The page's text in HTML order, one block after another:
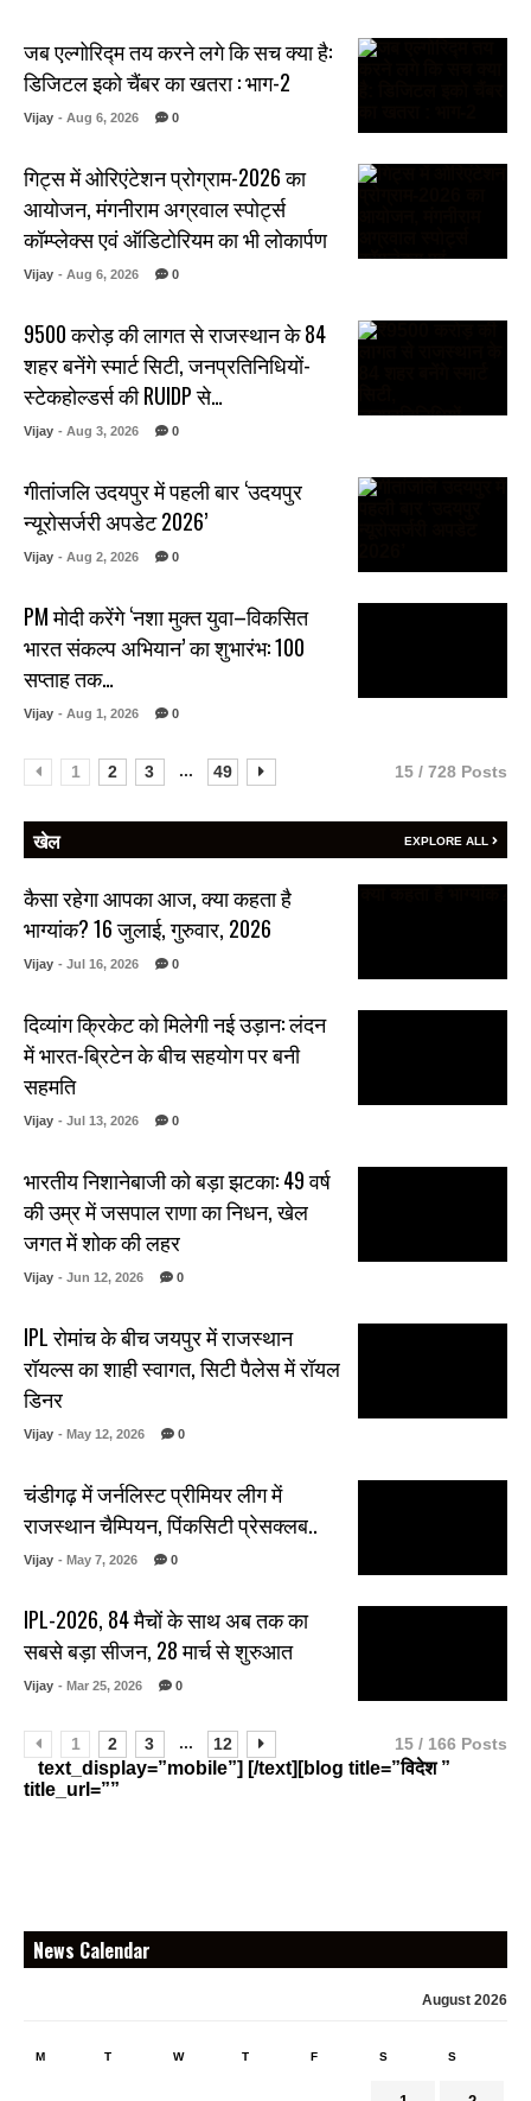
जब एल्गोरिद्म तय करने लगे कि सच क्या है:
डिजिटल इको चैंबर का खतरा : भाग-2
Vijay - Aug 6, 2026 0
गिट्स में ओरिएंटेशन प्रोग्राम-2026 का
आयोजन, मंगनीराम अग्रवाल स्पोर्ट्स
कॉम्प्लेक्स एवं ऑडिटोरियम का भी लोकार्पण
Vijay - Aug 6, 2026 0
₹9500 करोड़ की लागत से राजस्थान के 84
शहर बनेंगे स्मार्ट सिटी, जनप्रतिनिधियों-
स्टेकहोल्डर्स की RUIDP से…
Vijay - Aug 3, 2026 0
गीतांजलि उदयपुर में पहली बार ‘उदयपुर
न्यूरोसर्जरी अपडेट 2026’
Vijay - Aug 2, 2026 0
PM मोदी करेंगे ‘नशा मुक्त युवा–विकसित
भारत संकल्प अभियान’ का शुभारंभ: 100
सप्ताह तक…
Vijay - Aug 1, 2026 0
1 2 3 ... 49 15 / 728 Posts
खेल EXPLORE ALL
कैसा रहेगा आपका आज, क्या कहता है
भाग्यांक? 16 जुलाई, गुरुवार, 2026
Vijay - Jul 16, 2026 0
दिव्यांग क्रिकेट को मिलेगी नई उड़ान: लंदन
में भारत-ब्रिटेन के बीच सहयोग पर बनी
सहमति
Vijay - Jul 13, 2026 0
भारतीय निशानेबाजी को बड़ा झटका: 49 वर्ष
की उम्र में जसपाल राणा का निधन, खेल
जगत में शोक की लहर
Vijay - Jun 12, 2026 0
IPL रोमांच के बीच जयपुर में राजस्थान
रॉयल्स का शाही स्वागत, सिटी पैलेस में रॉयल
डिनर
Vijay - May 12, 2026 0
चंडीगढ़ में जर्नलिस्ट प्रीमियर लीग में
राजस्थान चैम्पियन, पिंकसिटी प्रेसक्लब..
Vijay - May 7, 2026 0
IPL-2026, 84 मैचों के साथ अब तक का
सबसे बड़ा सीजन, 28 मार्च से शुरुआत
Vijay - Mar 25, 2026 0
1 2 3 ... 12 15 / 166 Posts
text_display=”mobile”] [/text][blog title=”विदेश ”
title_url=””
News Calendar
August 2026
M T W T F S S